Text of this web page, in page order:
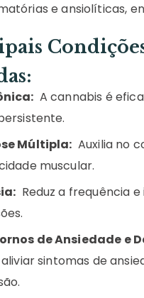
e ansiolíticas,
A cannabis é
Múltipla: Auxilia no
muscular.
Reduz a frequência
de Ansiedade e
sintomas de